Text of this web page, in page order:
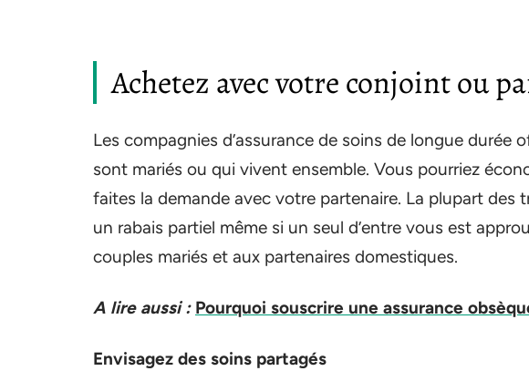
Achetez avec votre conjoint ou
Les compagnies d’assurance de soins de longue durée
sont mariés ou qui vivent ensemble. Vous pourriez
faites la demande avec votre partenaire. La plupart
un rabais partiel même si un seul d’entre vous est
couples mariés et aux partenaires domestiques.
A lire aussi : Pourquoi souscrire une assurance
Envisagez des soins partagés